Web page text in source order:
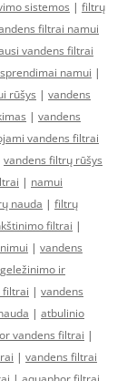
sistemos | filtrų
filtrai namui
vandens filtrai
namui |
rūšys | vandens
| vandens
vandens filtrai
vandens filtrų rūšys
| namui
nauda | filtrų
filtrai |
| vandens
ir
filtrai | vandens
| atbulinio
vandens filtrai |
| vandens filtrai